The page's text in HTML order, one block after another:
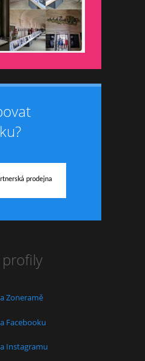
prodejna
Zoneramě
Facebooku
Instagramu